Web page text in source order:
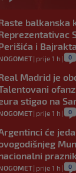
balkanska
i
| prije 1 h | 0
Madrid je
stigao na
| prije 1 h | 0
će
praznik
| prije 1 h | 0